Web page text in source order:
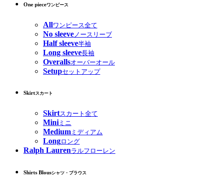
One pieceワンピース
Allワンピース全て
No sleeve ノースリーブ
Half sleeve半袖
Long sleeve長袖
Overallsオーバーオール
Setupセットアップ
Skirtスカート
Skirtスカート全て
Miniミニ
Medium ミディアム
Longロング
Ralph Laurenラルフローレン
Shirts Blousシャツ・ブラウス